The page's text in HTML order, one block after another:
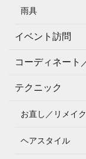
雨具
イベント訪問
コーディネート
テクニック
お直し／リメイク
ヘアスタイル